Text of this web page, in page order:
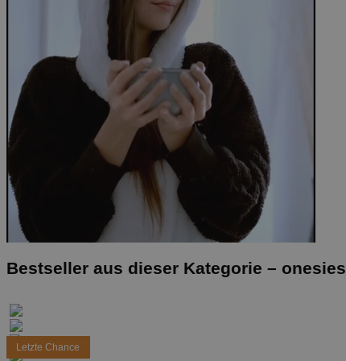
Bestseller aus dieser Kategorie – onesies
Letzte Chance